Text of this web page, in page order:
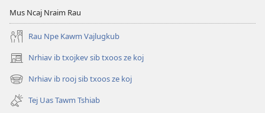
Cov
Mus Ncaj Nraim Rau
Rau Npe Kawm Vajlugkub
Nrhiav ib txojkev sib txoos ze koj
(opens
new
window)
Nrhiav ib rooj sib txoos ze koj
(opens
new
window)
Tej Uas Tawm Tshiab